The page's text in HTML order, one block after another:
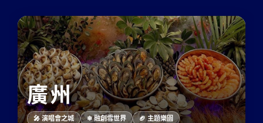
廣州
🎤 演唱會之城 ❄ 融創雪世界 🏈 主題樂園